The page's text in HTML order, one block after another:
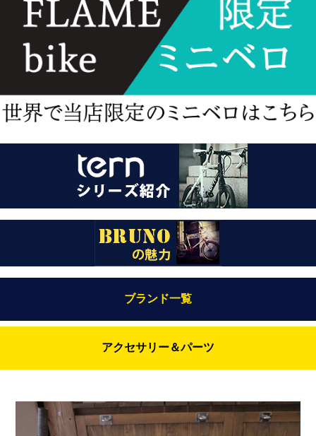
ブランド一覧
Bianchi（ビアンキ）
BRUNO(ブルーノ)
DAHON（ダホーン）
アクセサリー＆パーツ
BROOKS（ブルックス）
knog（ノグ）